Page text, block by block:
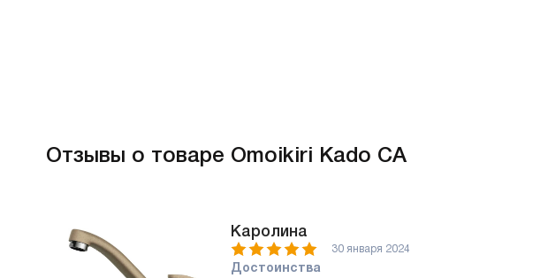
Отзывы о товаре Omoikiri Kado CA
Каролина
30 января 2024
Достоинства